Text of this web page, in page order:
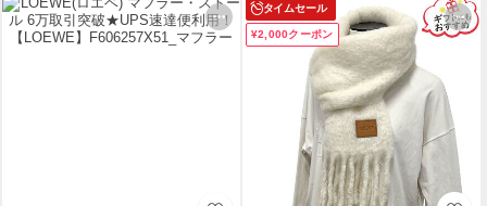
タイムセール
¥2,000クーポン